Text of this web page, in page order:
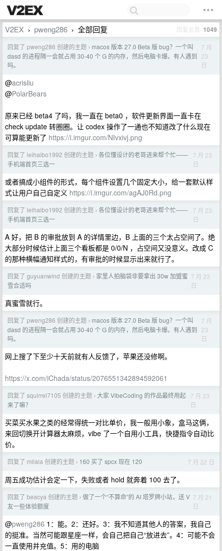
V2EX › pweng286 › 全部回复 回复总数 1049
回复了 pweng286 创建的主题 › macos 版本 27.0 Beta 版 bug？一个叫
dasd 的进程隔一会就占用 30-40 个 G 的内存，然后电脑卡爆。有人遇到
吗。
7 月
23
日
@acrisliu
@PolarBears
原来已经 beta4 了吗，我一直在 beta0 ，软件更新界面一直卡在
check update 转圈圈。让 codex 操作了一通也不知道改了什么现在
可算能更新了 https://i.imgur.com/NIvxivj.png
回复了 leihaibo1992 创建的主题 › 各位懂设计的老哥进来帮个忙——
手机端首页三选一
7 月 23
日
或者搞成小组件的形式，每个组件设置几个固定大小，给一套默认样
式让用户自己自定义 https://i.imgur.com/agAJ0Rd.png
回复了 leihaibo1992 创建的主题 › 各位懂设计的老哥进来帮个忙——
手机端首页三选一
7 月 23
日
A 好，把 B 的审批放到 A 的详情里边，B 上面的三个太占空间了。绝
大部分时候估计上面三个看板都是 0/0/N ，占空间又没意义。改成 C
的那种横幅通知样式的，有审批的时候显示出来就行了。
回复了 guyuanwind 创建的主题 › 家里人拍脑袋非要拿出 30w 加盟蜜
雪合适吗
7 月 23
日
真蜜雪就行。
回复了 pweng286 创建的主题 › macos 版本 27.0 Beta 版 bug？一个叫
dasd 的进程隔一会就占用 30-40 个 G 的内存，然后电脑卡爆。有人遇到
吗。
7 月
23
日
网上搜了下至少十天前就有人反馈了，苹果还没修啊。
https://x.com/iChada/status/2076551342894592061
回复了 squirrel7105 创建的主题 › 大家 VibeCoding 的作品最终用起
来了嘛？
7 月 23
日
买菜买水果之类的经常得统一对比单价，我一般用小象，盒马这俩，
来回切换开计算器太麻烦，vibe 了一个自用小工具，快捷指令自动比
价。
回复了 milala 创建的主题 › 160 买了 spcx 现在 120 7 月 22 日
周五成功估计会定一下，失败或者 hold 就奔着 100 去了。
回复了 beacya 创建的主题 › 做了一个“不算命”的 AI 塔罗牌小站，送 V
友一些体验额度
7 月 21
日
@pweng286 1：能。2：还好。3：我不知道其他人的答案，我自己
的挺准。当然可能跟星座一样，会自己把自己“放进去”。4：可能不会
一直使用并充值。5：用的电脑